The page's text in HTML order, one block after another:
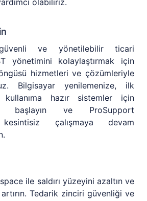
olabiliriz.
ve yönetilebilir ticari
yönetimini kolaylaştırmak için
hizmetleri ve çözümleriyle
Bilgisayar yenilemenize, ilk
hazır sistemler için
başlayın ve ProSupport
kesintisiz çalışmaya devam
ile saldırı yüzeyini azaltın ve
artırın. Tedarik zinciri güvenliği ve